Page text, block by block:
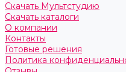
Скачать Мультстудию
Скачать каталоги
О компании
Контакты
Готовые решения
Политика